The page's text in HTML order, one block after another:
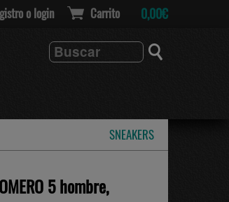
o login Carrito 0,00€
SNEAKERS
5 hombre,